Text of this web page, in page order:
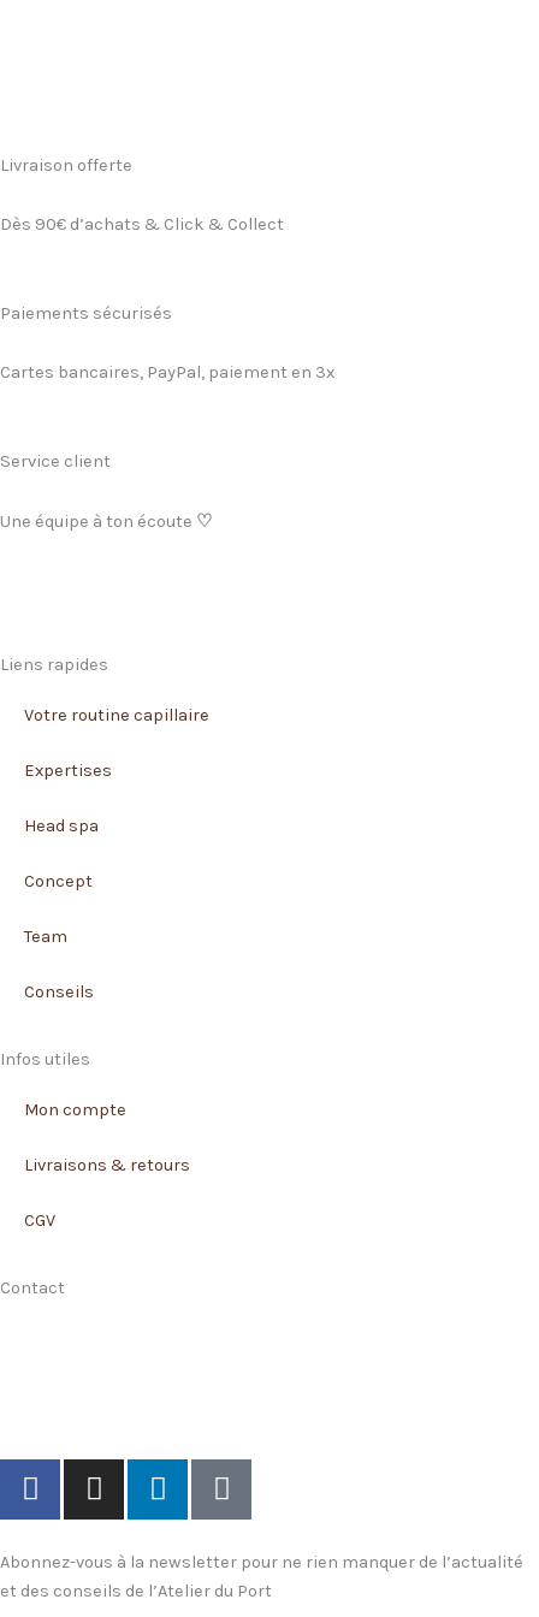
Livraison offerte
Dès 90€ d’achats & Click & Collect
Paiements sécurisés
Cartes bancaires, PayPal, paiement en 3x
Service client
Une équipe à ton écoute ♡
Liens rapides
Votre routine capillaire
Expertises
Head spa
Concept
Team
Conseils
Infos utiles
Mon compte
Livraisons & retours
CGV
Contact
F
a
e
b
I
n
t
a
L
i
k
e
T
i
t
o
Abonnez-vous à la newsletter pour ne rien manquer de l’actualité
et des conseils de l’Atelier du Port